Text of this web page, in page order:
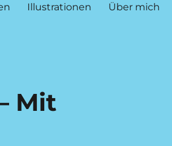
Illustrationen Über mich
Mit